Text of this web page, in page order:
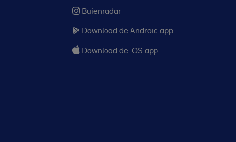
Buienradar
Download de Android app
Download de iOS app